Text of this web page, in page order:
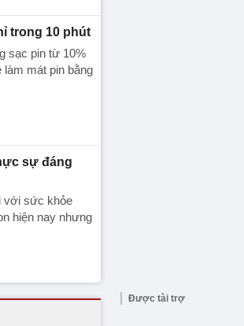
trong 10 phút
sạc pin từ 10%
làm mát pin bằng
sự đáng
với sức khỏe
hiện nay nhưng
Được tài trợ